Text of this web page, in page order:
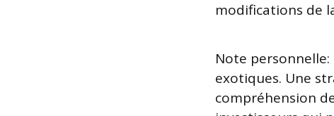
modifications de
Note
exotiques. Une
compréhension